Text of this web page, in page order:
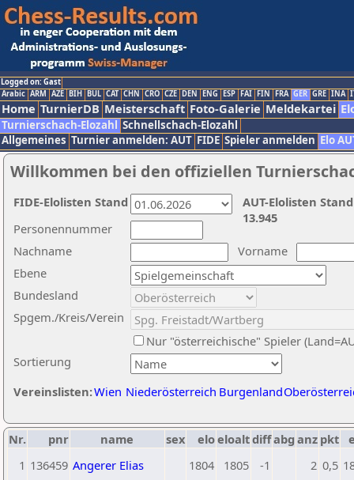
Logged on: Gast
Arabic ARM AZE BIH BUL CAT CHN CRO CZE DEN ENG ESP FAI FIN FRA GER GRE INA
Home TurnierDB Meisterschaft Foto-Galerie Meldekartei
Turnierschach-Elozahl Schnellschach-Elozahl
Allgemeines Turnier anmelden: AUT FIDE Spieler anmelden Elo
Willkommen bei den offiziellen
Nachname
Vorname
Ebene
Sortierung
Personennummer
Bundesland
Spgem./Kreis/Verein
Nur "österreichische" Spieler
Vereinslisten:Wien Niederösterreich Burgenland
AUT-Elolisten
13.945
FIDE-Elolisten Stand
Nr. pnr name sex eloeloaltdiffabg anz pkt
1 136459 Angerer Elias 1804 1805 -1 2 0,5